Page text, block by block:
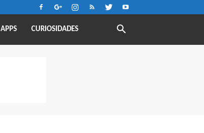
APPS CURIOSIDADES